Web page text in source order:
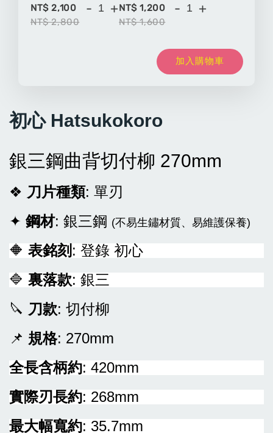
NT$ 2,100
NT$ 2,800
- +NT$ 1,200
NT$ 1,600
- +
加入購物車
初心 Hatsukokoro
銀三鋼曲背切付柳 270mm
❖ 刀片種類: 單刃
✦ 鋼材: 銀三鋼 (不易生鏽材質、易維護保養)
🔶 表銘刻 : 登錄 初心
🔷 裏落款: 銀三
🔪 刀款: 切付柳
📌 規格: 270mm
全長含柄約: 420mm
實際刃長約: 268mm
最大幅寬約: 35.7mm